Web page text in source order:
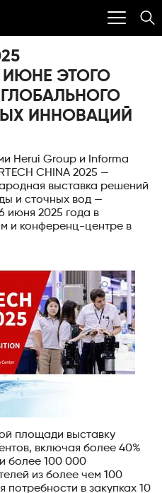
ИЮНЕ ЭТОГО
ГЛОБАЛЬНОГО
ИННОВАЦИЙ
Herui Group и Informa
CHINA 2025 —
выставка решений
и сточных вод —
июня 2025 года в
и конференц-центре в
площади выставку
включая более 40%
более 100 000
из более чем 100
в закупках 10